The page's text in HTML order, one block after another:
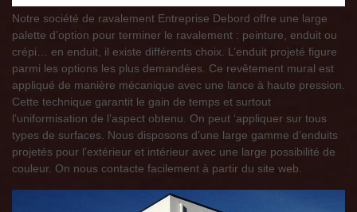
Notre société de ravalement Entreprise Debord offre une large
palette d’option pour terminer le ravalement : peinture, enduit ou
crépi… en enduit, il existe différents choix. L’enduit projeté figure
parmi les options les plus demandées. Ce revêtement mural est
appliqué de manière mécanique avec une lance à haute pression.
Cette technique garantit le gain de temps et surtout
l’uniformisation de l’aspect obtenu. On peut ‘appliquer sur tous
types de surfaces. Nous disposons d’une large gamme d’enduits
projetés pour l’extérieur et intérieur avec une large possibilité de
couleur. On nous contacte facilement à partir du site web.